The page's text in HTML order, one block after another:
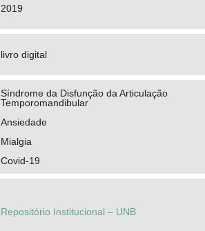
2019
livro digital
Síndrome da Disfunção da Articulação
Temporomandibular
Ansiedade
Mialgia
Covid-19
Repositório Institucional – UNB